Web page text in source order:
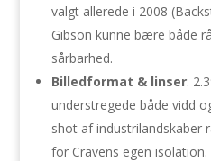
valgt allerede i 2008
Gibson kunne bære både
sårbarhed.
Billedformat & linser:
understregede både vidd
shot af industrilandskaber
for Cravens egen isolation.